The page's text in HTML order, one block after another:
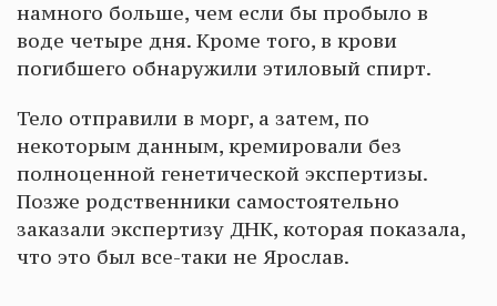
намного больше, чем если бы пробыло в
воде четыре дня. Кроме того, в крови
погибшего обнаружили этиловый спирт.
Тело отправили в морг, а затем, по
некоторым данным, кремировали без
полноценной генетической экспертизы.
Позже родственники самостоятельно
заказали экспертизу ДНК, которая показала,
что это был все-таки не Ярослав.